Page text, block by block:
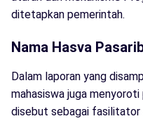
ditetapkan pemerintah.
Nama Hasva
Dalam laporan yang
mahasiswa juga
disebut sebagai fasilitator